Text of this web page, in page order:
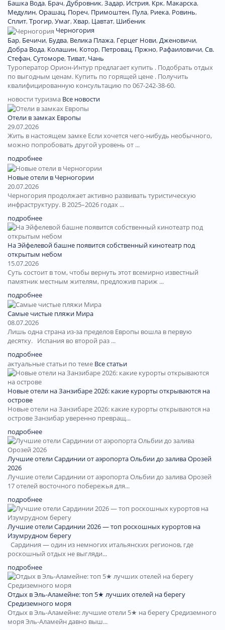
Башка Вода, Брач,Дубровник,Задар, Истрия, Крк, Макарска,
Медулин,Орашац, Пореч, Примоштен, Пула, Риека, Ровинь,
Сплит,Трогир,Умаг,Хвар, Цавтат, Шибеник
Черногория
Бар, Бечичи, Будва, Велика Плажа, Герцег Нови,Дженовичи,
Добра Вода, Колашин, Котор, Петровац, Пржно, Рафаиловичи,Св.
Стефан,Сутоморе,Тиват, Чань
Туроператор Орион-Интур предлагает купить . Подобрать отдых
по выгодным ценам. Купить по горящей цене . Получить
квалифицированную консультацию по 067-242-38-60.
новости туризма Все новости
Отели в замках Европы
29.07.2026
Жить в настоящем замке Если хочется чего-нибудь необычного,
можно попробовать другой уровень от ...
подробнее
Новые отели в Черногории
20.07.2026
Черногория продолжает активно развивать туристическую
инфраструктуру. В 2025–2026 годах ...
подробнее
На Эйфелевой башне появится собственный кинотеатр под
открытым небом
15.07.2026
Суть состоит в том, чтобы вернуть этот всемирно известный
памятник местным жителям, предложив париж ...
подробнее
Самые чистые пляжи Мира
08.07.2026
Лишь одна страна из-за пределов Европы вошла в первую
десятку. Испания во второй раз ...
подробнее
актуальные статьи по теме Все статьи
Новые отели на Занзибаре 2026: какие курорты открываются на
острове
Новые отели на Занзибаре 2026: какие курорты открываются на
острове Занзибар уверенно превращ...
подробнее
Лучшие отели Сардинии от аэропорта Ольбии до залива Орозей
2026
Лучшие отели Сардинии от аэропорта Ольбии до залива Орозей
17 отелей восточного побережья для...
подробнее
Лучшие отели Сардинии 2026 — топ роскошных курортов на
Изумрудном берегу
Сардиния — один из немногих итальянских регионов, где
роскошный отдых не выгляди...
подробнее
Отдых в Эль-Аламейне: топ 5★ лучших отелей на берегу
Средиземного моря
Отдых в Эль-Аламейне: лучшие отели 5★ на берегу Средиземного
моря Эль-Аламейн давно выш...